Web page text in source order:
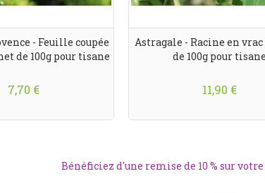
- Feuille coupée
de 100g pour tisane
7,70 €
Astragale - Racine en vrac
de 100g pour tisane
11,90 €
Bénéficiez d'une remise de 10 % sur